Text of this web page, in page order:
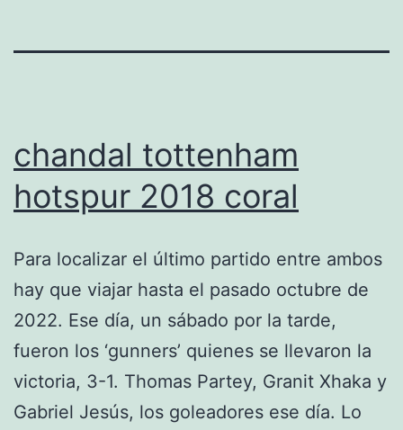
chandal tottenham
hotspur 2018 coral
Para localizar el último partido entre ambos
hay que viajar hasta el pasado octubre de
2022. Ese día, un sábado por la tarde,
fueron los ‘gunners’ quienes se llevaron la
victoria, 3-1. Thomas Partey, Granit Xhaka y
Gabriel Jesús, los goleadores ese día. Lo